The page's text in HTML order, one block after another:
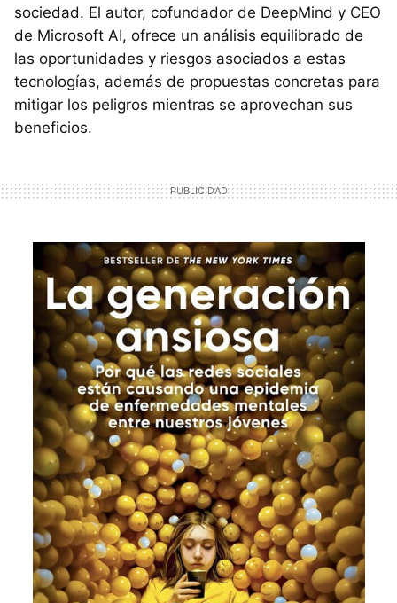
sociedad. El autor, cofundador de DeepMind y CEO
de Microsoft AI, ofrece un análisis equilibrado de
las oportunidades y riesgos asociados a estas
tecnologías, además de propuestas concretas para
mitigar los peligros mientras se aprovechan sus
beneficios.